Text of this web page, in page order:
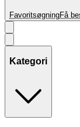
FavoritsøgningFå
Kategori